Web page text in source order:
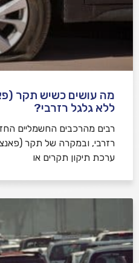
מה עושים כשיש תקר
ללא גלגל רזרבי?
רבים מהרכבים החשמליים
רזרבי, ובמקרה של תקר
ערכת תיקון תקרים או